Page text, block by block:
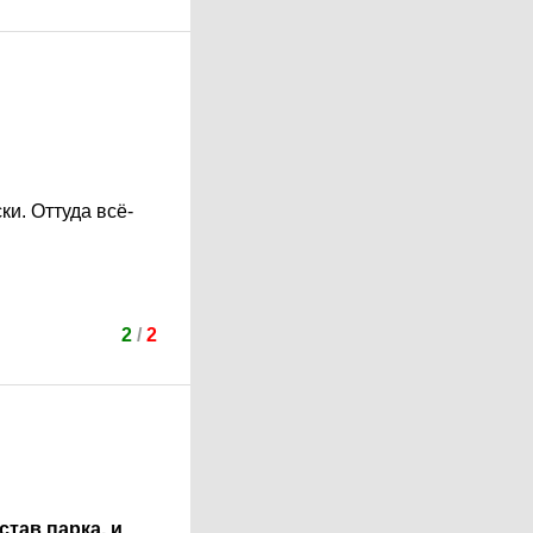
Оттуда всё-
2/ 2
парка, и